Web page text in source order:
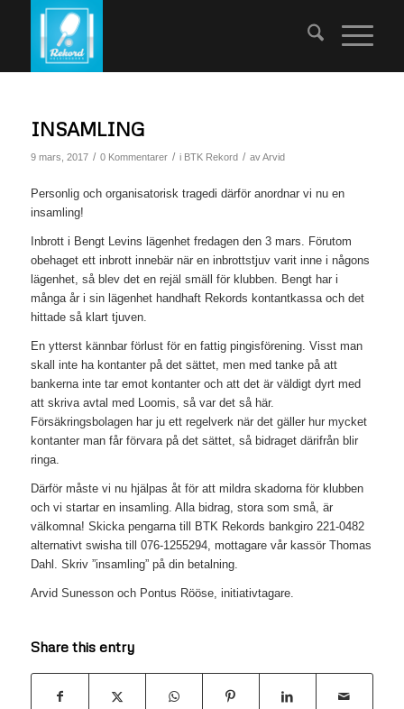
INSAMLING
9 mars, 2017 / 0 Kommentarer / i BTK Rekord / avArvid
Personlig och organisatorisk tragedi därför anordnar vi nu en
insamling!
Inbrott i Bengt Levins lägenhet fredagen den 3 mars. Förutom
obehaget ett inbrott innebär när en inbrottstjuv varit inne i någons
lägenhet, så blev det en rejäl smäll för klubben. Bengt har i
många år i sin lägenhet handhaft Rekords kontantkassa och det
hittade så klart tjuven.
En ytterst kännbar förlust för en fattig pingisförening. Visst man
skall inte ha kontanter på det sättet, men med tanke på att
bankerna inte tar emot kontanter och att det är väldigt dyrt med
att skriva avtal med Loomis, så var det så här.
Försäkringsbolagen har ju ett regelverk när det gäller hur mycket
kontanter man får förvara på det sättet, så bidraget därifrån blir
ringa.
Därför måste vi nu hjälpas åt för att mildra skadorna för klubben
och vi startar en insamling. Alla bidrag, stora som små, är
välkomna! Skicka pengarna till BTK Rekords bankgiro 221-0482
alternativt swisha till 076-1255294, mottagare vår kassör Thomas
Dahl. Skriv ”insamling” på din betalning.
Arvid Sunesson och Pontus Rööse, initiativtagare.
Share this entry